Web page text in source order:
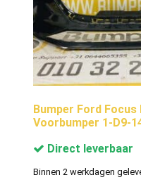
Bumper Ford Focus
Voorbumper 1-D9-
Direct leverbaar
Binnen 2 werkdagen